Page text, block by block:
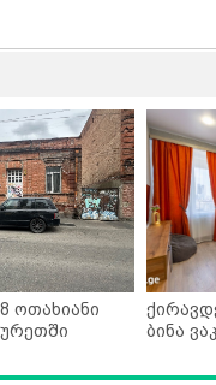
ოთახიანი
ბინა